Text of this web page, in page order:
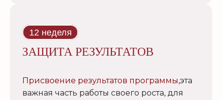
12 неделя
ЗАЩИТА РЕЗУЛЬТАТОВ
Присвоение результатов программы,эта
важная часть работы своего роста, для